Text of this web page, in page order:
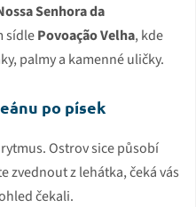
Senhora da
sídlePovoação Velha, kde
palmy a kamenné uličky.
po písek
Ostrov sice působí
zvednout z lehátka, čeká vás
čekali.